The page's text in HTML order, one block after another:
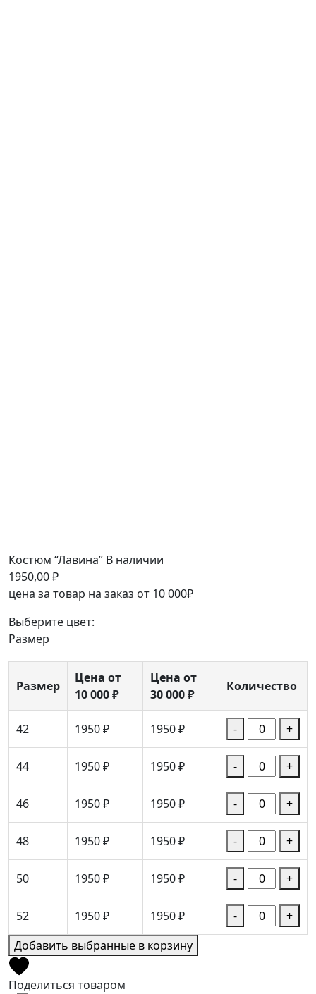
Костюм “Лавина” В наличии
1950,00₽
цена за товар на заказ от 10 000₽
Выберите цвет:
Размер
Размер
Цена от
10 000 ₽
Цена от
30 000 ₽
Количество
42 1950 ₽ 1950 ₽ - +
44 1950 ₽ 1950 ₽ - +
46 1950 ₽ 1950 ₽ - +
48 1950 ₽ 1950 ₽ - +
50 1950 ₽ 1950 ₽ - +
52 1950 ₽ 1950 ₽ -
+
Добавить выбранные в корзину
Поделиться товаром